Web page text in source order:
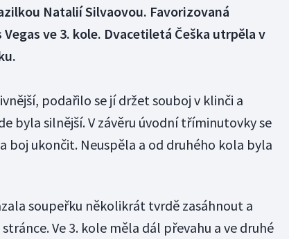
Natalií Silvaovou. Favorizovaná
ve 3. kole. Dvacetiletá Češka utrpěla v
podařilo se jí držet souboj v klinči a
byla silnější. V závěru úvodní tříminutovky se
boj ukončit. Neuspěla a od druhého kola byla
soupeřku několikrát tvrdě zasáhnout a
Ve 3. kole měla dál převahu a ve druhé